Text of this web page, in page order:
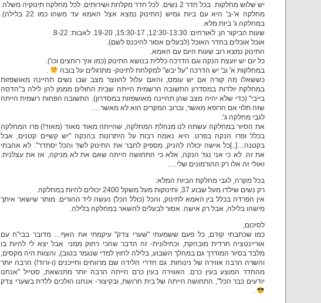
יש שלוש מחלקות. בכל חדר 2 נשים. לכל חדר מקלחת ושירותים. לכל מחלקה תינוקיה משלה.
מחלקה א'-ב' היא עם ביות גמיש (התינוק נמצא אצל האמא עד משהו כמו 22 בלילה).
במחלקה ג' ביות מלא.
שעות הביקור הן: לאורחים: 12:30-13:30, 15:30-17, 19-20. לאבות: 8-22.
אוכל אוכלים בחדר האוכל (לבעלים אסור להיכנס לשם).
התינוק נמצא רוב שעות היום עם האמא.
כל יום יש יועצת הנקה וגם הדרכה כללית בנושא התינוק (כמו איך רוחצים וכו').
במחלקות א' וב' יש הדרכה "על יבש" למקלחת לתינוק- מתרגלים על בובה
.
כששאלו מה קורה אם יש עומס, והאם עלול להווצר מצב שבו נשים תהיינה מאושפזות
במחלקת יולדות במסדרון התשובה הרשמית הייתה שבית החולים מממן להן לילה ב"הדסה
בייבי" (כדי שלא יהיה מצב שהן תהיינה מאושפזות במסדרון). התשובה הפחות רשמית הייתה
שזה תלוי אם הרופא מאשר, וברוב המקרים הוא לא מאשר….
לגבי מחלקה ג':
את הסיור במחלקה עשתה לנו מנהלת המחלקה, שהייתה מאוד מאוד (מאוד!) פרו המחלקה
בכלל ופרו הנקה בפרט. היא נאמה רבות על היתרונות בהנקה "יש קשיים קטנים, אבל
בקטנה…[..]כל אישה יכולה להניק, מספיק לחבר את התינוק לשד והכל יסתדר". לא אהבתי
את זה. לא כי אני נגד הנקה, אלא כי התחושה הייתה שאם את לא מניקה, אז את עצלנית.
ואולי זה אלו רק ההורמונים שלי….
בכל מקרה, לגבי מחלקת הביות המלא:
רק נשים שילדו מעל שבוע 37, ותינוקות מעל משקל 2400 יכולים להיות במחלקה.
אין הפרדה בכלל בין האמא לתינוק, והכל (כולל הכל) נעשה ליד ההורים. מותר שישאר איתך
מישהו בלילה, אבל רק אישה. אסור לבעלים להשאר במחלקה בלילה.
לסיכום,
כמו שכתבתי קודם, כל פעם ששמעתי "שערי צדק" עיקמתי את האף… מדובר בבי"ח עם
אוריינטציה חרדית מובהקת, וכחילונית- זה הדבר שהכי רחוק ממני. אבל יצא לי להיות בו
מלבד בסיור המודרך גם במהלך השבוע, בלילה לחוץ למדי שנגמר בטוב), והצוות היה מקסים,
והשרה הרבה אווירה של נינוחות. גם חדרי הלידה שם מרווחים וחייכנים (ו-ורוד!) הרבה יותר
מהחדר המוצע בעין כרם. האווירה בעין כרם הייתה הרבה יותר מתנשאת, סטייל "אנחנו
יודעים כבר הכל", התחושה הייתה של בית חרושת, ובקיצור- אנחנו הולכים ללדת בשערי צדק
.